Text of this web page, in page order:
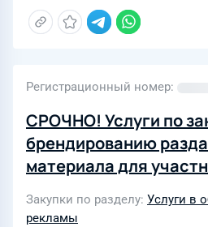
Регистрационный номер
СРОЧНО! Услуги по
брендированию
материала для
отборочного тура
технической
Закупки по разделу Услуги в
рекламы